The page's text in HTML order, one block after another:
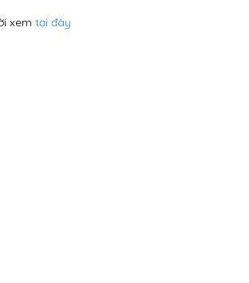
xem tại đây